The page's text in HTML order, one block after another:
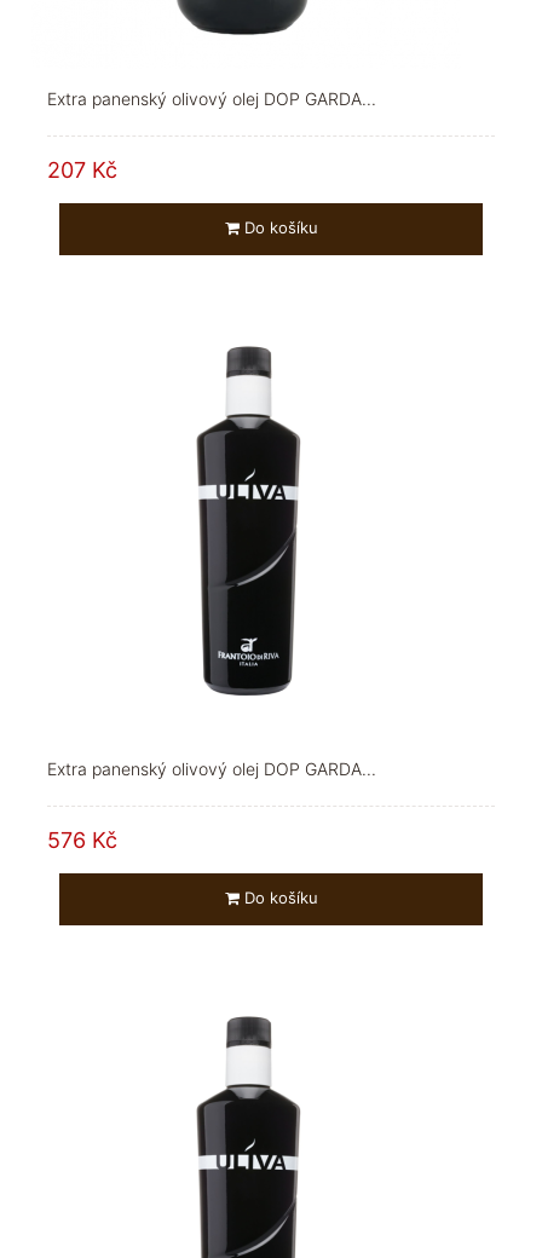
Extra panenský olivový olej DOP GARDA...
207 Kč
Do košíku
Extra panenský olivový olej DOP GARDA...
576 Kč
Do košíku